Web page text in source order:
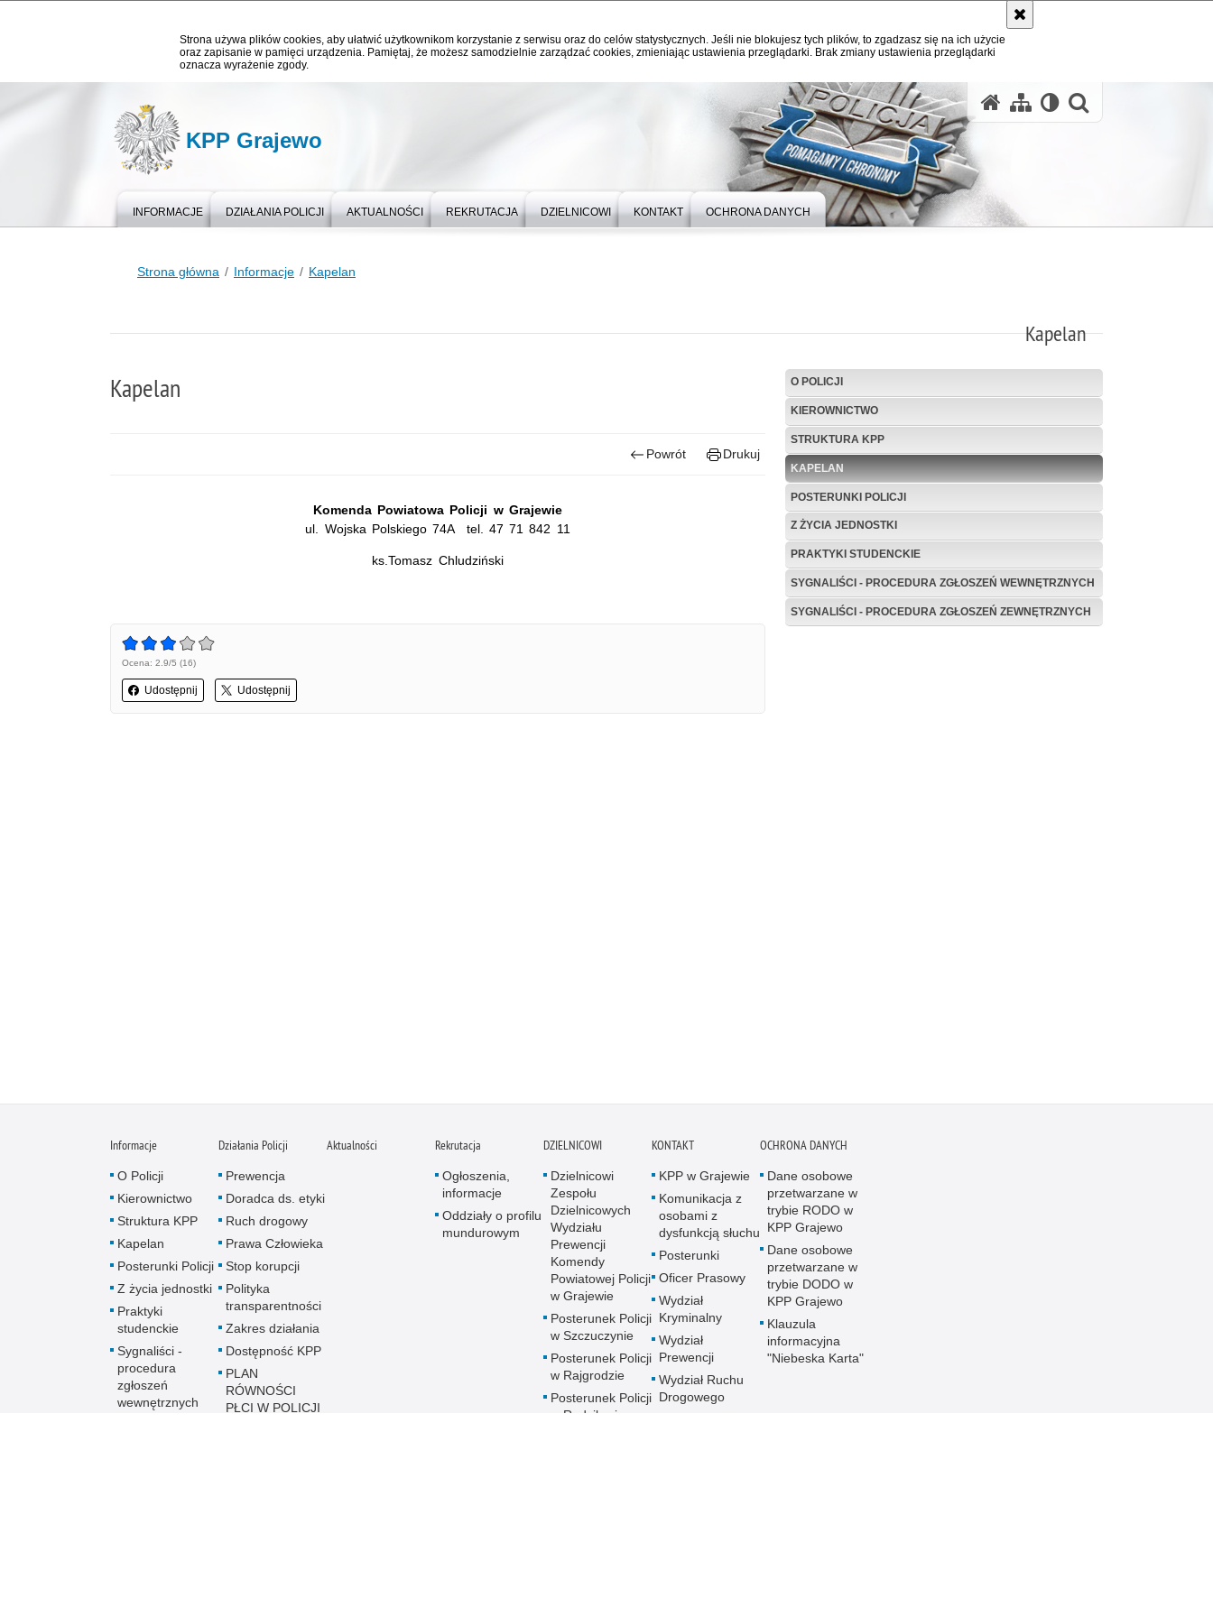
Strona używa plików cookies, aby ułatwić użytkownikom korzystanie z serwisu oraz do celów statystycznych. Jeśli nie blokujesz tych plików, to zgadzasz się na ich użycie
oraz zapisanie w pamięci urządzenia. Pamiętaj, że możesz samodzielnie zarządzać cookies, zmieniając ustawienia przeglądarki. Brak zmiany ustawienia przeglądarki
oznacza wyrażenie zgody.
KPP Grajewo
INFORMACJE DZIAŁANIA POLICJI AKTUALNOŚCI REKRUTACJA DZIELNICOWI KONTAKT OCHRONA DANYCH
Strona główna Informacje Kapelan
Kapelan
Kapelan
Powrót Drukuj
Komenda Powiatowa Policji w Grajewie
ul. Wojska Polskiego 74A tel. 47 71 842 11
ks.Tomasz Chludziński
Ocena: 2.9/5 (16)
Udostępnij Udostępnij
O POLICJI
KIEROWNICTWO
STRUKTURA KPP
KAPELAN
POSTERUNKI POLICJI
Z ŻYCIA JEDNOSTKI
PRAKTYKI STUDENCKIE
SYGNALIŚCI - PROCEDURA ZGŁOSZEŃ WEWNĘTRZNYCH
SYGNALIŚCI - PROCEDURA ZGŁOSZEŃ ZEWNĘTRZNYCH
Informacje
O Policji
Kierownictwo
Struktura KPP
Kapelan
Posterunki Policji
Z życia jednostki
Praktyki
studenckie
Sygnaliści -
procedura
zgłoszeń
wewnętrznych
Działania Policji
Prewencja
Doradca ds. etyki
Ruch drogowy
Prawa Człowieka
Stop korupcji
Polityka
transparentności
Zakres działania
Dostępność KPP
PLAN
RÓWNOŚCI
PŁCI W POLICJI
Aktualności Rekrutacja
Ogłoszenia,
informacje
Oddziały o profilu
mundurowym
DZIELNICOWI
Dzielnicowi
Zespołu
Dzielnicowych
Wydziału
Prewencji
Komendy
Powiatowej Policji
w Grajewie
Posterunek Policji
w Szczuczynie
Posterunek Policji
w Rajgrodzie
Posterunek Policji
w Radziłowie
KONTAKT
KPP w Grajewie
Komunikacja z
osobami z
dysfunkcją słuchu
Posterunki
Oficer Prasowy
Wydział
Kryminalny
Wydział
Prewencji
Wydział Ruchu
Drogowego
OCHRONA DANYCH
Dane osobowe
przetwarzane w
trybie RODO w
KPP Grajewo
Dane osobowe
przetwarzane w
trybie DODO w
KPP Grajewo
Klauzula
informacyjna
"Niebeska Karta"